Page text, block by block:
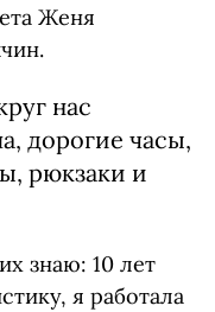
Женя
нас
дорогие часы,
рюкзаки и
знаю: 10 лет
я работала